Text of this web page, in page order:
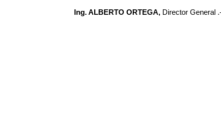
Ing. ALBERTO ORTEGA, Director General